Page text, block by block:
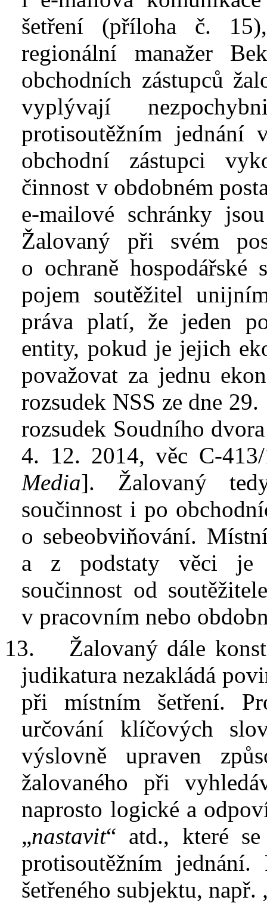
šetření (příloha č.
regionální manažer
obchodních zástupců
vyplývají
protisoutěžním jednání
obchodní zástupci
činnost v obdobném
e-mailové schránky
Žalovaný při svém
o ochraně hospodářské
pojem soutěžitel
práva platí, že jeden
entity, pokud je jejich
považovat za jednu
rozsudek NSS ze dne
rozsudek Soudního
4. 12. 2014, věc C-
Media]. Žalovaný
součinnost i po
o sebeobviňování. M
a
z podstaty věci je
součinnost od
v pracovním nebo
13.
Žalovaný dále
judikatura nezakládá
při místním šetření.
určování klíčových
výslovně upraven
žalovaného při
naprosto logické a
„nastavit“ atd., které
protisoutěžním
šetřeného subjektu, např.